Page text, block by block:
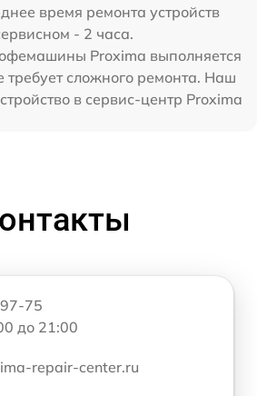
время ремонта устройств
- 2 часа.
Proxima выполняется
требует сложного ремонта. Наш
в сервис-центр Proxima
75
до 21:00
repair-center.ru